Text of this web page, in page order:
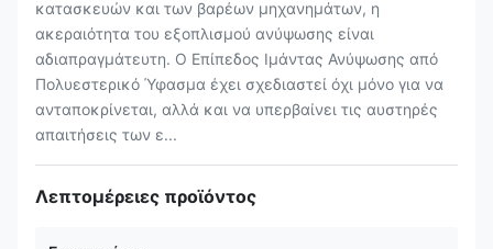
κατασκευών και των βαρέων μηχανημάτων, η
ακεραιότητα του εξοπλισμού ανύψωσης είναι
αδιαπραγμάτευτη. Ο Επίπεδος Ιμάντας Ανύψωσης από
Πολυεστερικό Ύφασμα έχει σχεδιαστεί όχι μόνο για να
ανταποκρίνεται, αλλά και να υπερβαίνει τις αυστηρές
απαιτήσεις των ε...
Λεπτομέρειες προϊόντος